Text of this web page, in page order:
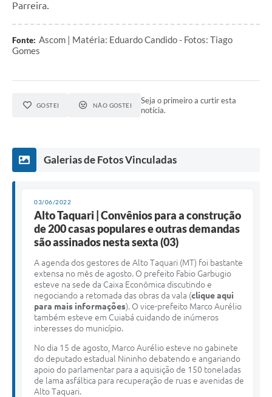
Parreira.
Fonte: Ascom | Matéria: Eduardo Candido - Fotos: Tiago
Gomes
GOSTEI NÃO GOSTEI
Seja o primeiro a curtir esta
notícia.
Galerias de Fotos Vinculadas
03/06/2022
Alto Taquari | Convênios para a construção
de 200 casas populares e outras demandas
são assinados nesta sexta (03)
A agenda dos gestores de Alto Taquari (MT) foi bastante
extensa no mês de agosto. O prefeito Fabio Garbugio
esteve na sede da Caixa Econômica discutindo e
negociando a retomada das obras da vala (clique aqui
para mais informações). O vice-prefeito Marco Aurélio
também esteve em Cuiabá cuidando de inúmeros
interesses do município.
No dia 15 de agosto, Marco Aurélio esteve no gabinete
do deputado estadual Nininho debatendo e angariando
apoio do parlamentar para a aquisição de 150 toneladas
de lama asfáltica para recuperação de ruas e avenidas de
Alto Taquari.